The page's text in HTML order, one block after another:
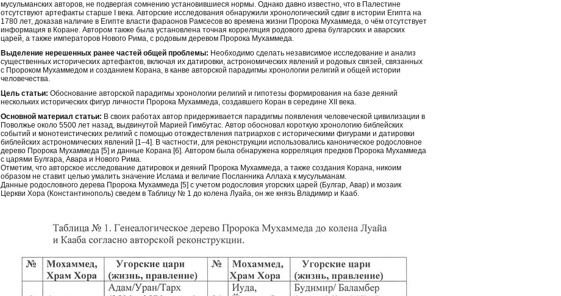
мусульманских авторов, не подвергая сомнению установившиеся нормы. Однако давно известно, что в Палестине
отсутствуют артефакты старше I века. Авторские исследования обнаружили хронологический сдвиг в истории Египта на
1780 лет, доказав наличие в Египте власти фараонов Рамсесов во времена жизни Пророка Мухаммеда, о чём отсутствует
информация в Коране. Автором также была установлена точная корреляция родового древа булгарских и аварских
царей, а также императоров Нового Рима, с родовым деревом Пророка Мухаммеда.
Выделение нерешенных ранее частей общей проблемы: Необходимо сделать независимое исследование и анализ
существенных исторических артефактов, включая их датировки, астрономических явлений и родовых связей, связанных
с Пророком Мухаммедом и созданием Корана, в канве авторской парадигмы хронологии религий и общей истории
человечества.
Цель статьи: Обоснование авторской парадигмы хронологии религий и гипотезы формирования на базе деяний
нескольких исторических фигур личности Пророка Мухаммеда, создавшего Коран в середине XII века.
Основной материал статьи: В своих работах автор придерживается парадигмы появления человеческой цивилизации в
Поволжье около 5500 лет назад, выдвинутой Марией Гимбутас. Автор обосновал короткую хронологию библейских
событий и монотеистических религий с помощью отождествления патриархов с историческими фигурами и датировки
библейских астрономических явлений [1–4]. В частности, для реконструкции использовались каноническое родословное
дерево Пророка Мухаммеда [5] и данные Корана [6]. Автором была обнаружена корреляция предков Пророка Мухаммеда
с царями Булгара, Авара и Нового Рима.
Отметим, что авторское исследование датировок и деяний Пророка Мухаммеда, а также создания Корана, никоим
образом не ставит целью умалить значение Ислама и величие Посланника Аллаха к мусульманам.
Данные родословного дерева Пророка Мухаммеда [5] с учетом родословия угорских царей (Булгар, Авар) и мозаик
Церкви Хора (Константинополь) сведем в Таблицу № 1 до колена Луайа, он же князь Владимир и Кааб.